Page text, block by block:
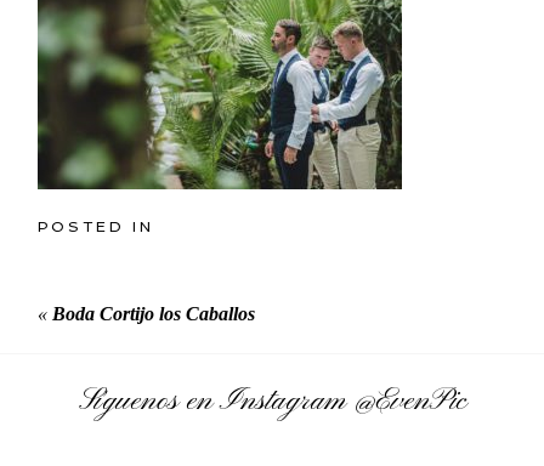
POSTED IN
« Boda Cortijo los Caballos
Síguenos en Instagram@EvenPic